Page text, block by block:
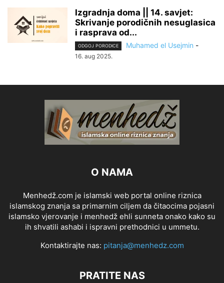
Izgradnja doma || 14. savjet:
Skrivanje porodičnih nesuglasica
i rasprava od...
ODGOJ PORODICE Muhamed el Usejmin -
16. aug 2025.
O NAMA
Menhedž.com je islamski web portal online riznica
islamskog znanja sa primarnim ciljem da čitaocima pojasni
islamsko vjerovanje i menhedž ehli sunneta onako kako su
ih shvatili ashabi i ispravni prethodnici u ummetu.
Kontaktirajte nas: pitanja@menhedz.com
PRATITE NAS